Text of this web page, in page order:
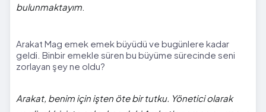
bulunmaktayım
Arakat Mag emek emek büyüdü ve bugünlere kadar
geldi. Binbir emekle süren bu büyüme sürecinde seni
zorlayan şey ne oldu?
Arakat, benim için işten öte bir tutku. Yönetici olarak